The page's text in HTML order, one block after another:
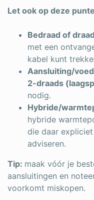
Let ook op deze
Bedraad of
met een
kabel kunt
Aansluiting/
2-draads
nodig.
Hybride/
hybride
die daar
adviseren.
Tip: maak vóór je
aansluitingen en
voorkomt miskopen.